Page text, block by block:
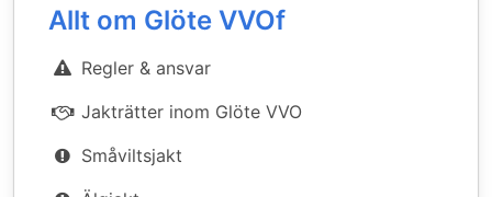
Allt om Glöte VVOf
Regler & ansvar
Jakträtter inom Glöte VVO
Småviltsjakt